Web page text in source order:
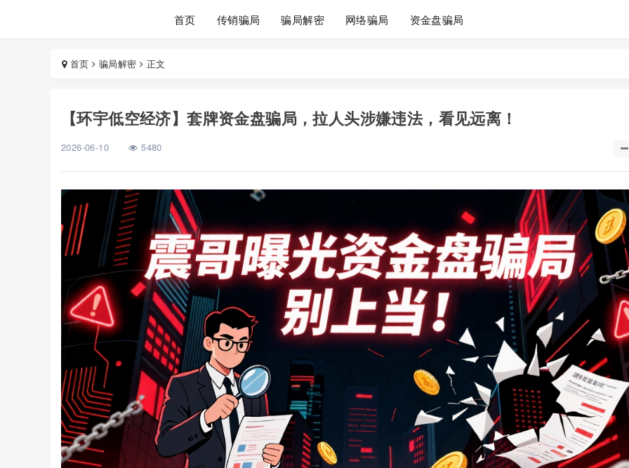
首页 传销骗局 骗局解密 网络骗局 资金盘骗局
首页 骗局解密 正文
【环宇低空经济】套牌资金盘骗局，拉人头涉嫌违法，看见远离！
2026-06-10 5480